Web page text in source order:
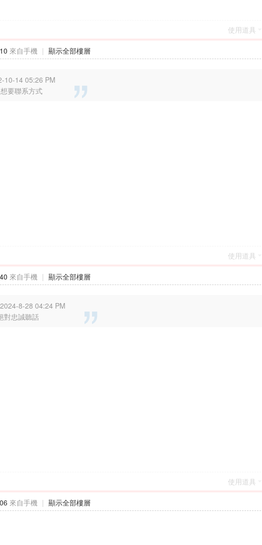
使用道具
來自手機 | 顯示全部樓層
10-14 05:26 PM
要聯系方式
使用道具
來自手機 | 顯示全部樓層
8-28 04:24 PM
對忠誠聽話
使用道具
來自手機 | 顯示全部樓層